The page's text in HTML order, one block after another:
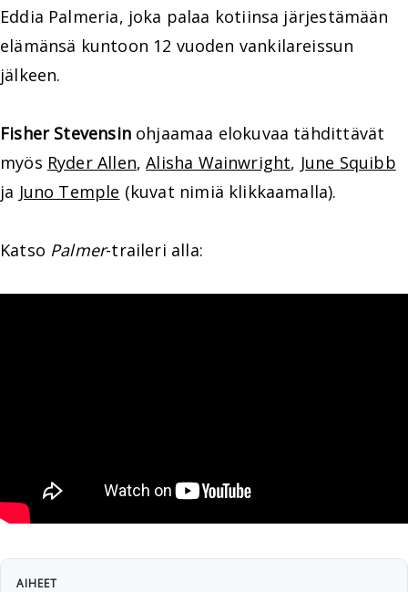
Eddia Palmeria, joka palaa kotiinsa järjestämään
elämänsä kuntoon 12 vuoden vankilareissun
jälkeen.
Fisher Stevensinohjaamaa elokuvaa tähdittävät
myös Ryder Allen,Alisha Wainwright, June Squibb
ja Juno Temple (kuvat nimiä klikkaamalla).
Katso Palmer-traileri alla:
AIHEET